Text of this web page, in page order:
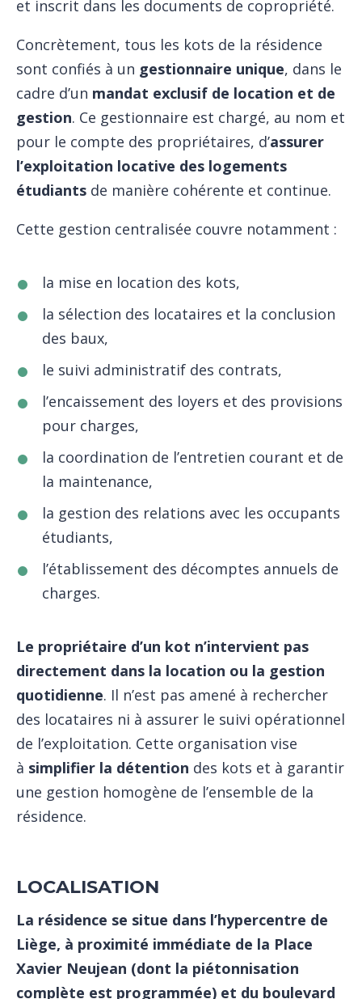
et inscrit dans les documents de copropriété.
Concrètement, tous les kots de la résidence
sont confiés à un gestionnaire unique, dans le
cadre d’un mandat exclusif de location et de
gestion. Ce gestionnaire est chargé, au nom et
pour le compte des propriétaires, d’assurer
l’exploitation locative des logements
étudiants de manière cohérente et continue.
Cette gestion centralisée couvre notamment :
la mise en location des kots,
la sélection des locataires et la conclusion
des baux,
le suivi administratif des contrats,
l’encaissement des loyers et des provisions
pour charges,
la coordination de l’entretien courant et de
la maintenance,
la gestion des relations avec les occupants
étudiants,
l’établissement des décomptes annuels de
charges.
Le propriétaire d’un kot n’intervient pas
directement dans la location ou la gestion
quotidienne. Il n’est pas amené à rechercher
des locataires ni à assurer le suivi opérationnel
de l’exploitation. Cette organisation vise
à simplifier la détention des kots et à garantir
une gestion homogène de l’ensemble de la
résidence.
LOCALISATION
La résidence se situe dans l’hypercentre de
Liège, à proximité immédiate de la Place
Xavier Neujean (dont la piétonnisation
complète est programmée) et du boulevard